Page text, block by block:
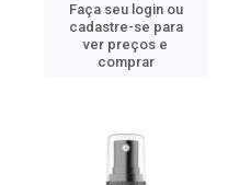
Faça seu login ou
cadastre-se para
ver preços e
comprar